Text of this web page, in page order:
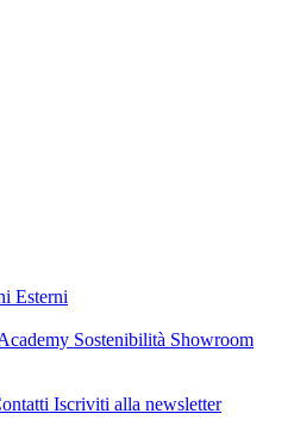
Esterni
Sostenibilità Showroom
Iscriviti alla newsletter